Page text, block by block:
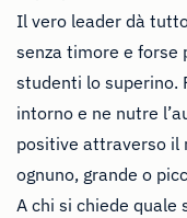
Il vero leader dà
senza timore e forse
studenti lo superino.
intorno e ne nutre
positive attraverso il
ognuno, grande o
A chi si chiede